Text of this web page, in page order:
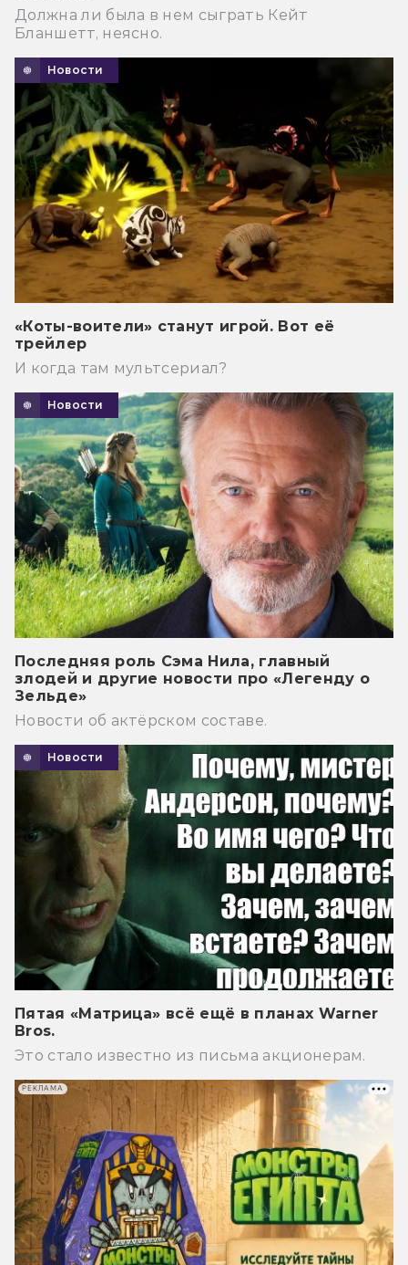
Должна ли была в нем сыграть Кейт
Бланшетт, неясно.
Новости
«Коты-воители» станут игрой. Вот её
трейлер
И когда там мультсериал?
Новости
Последняя роль Сэма Нила, главный
злодей и другие новости про «Легенду о
Зельде»
Новости об актёрском составе.
Новости
Пятая «Матрица» всё ещё в планах Warner
Bros.
Это стало известно из письма акционерам.
РЕКЛАМА